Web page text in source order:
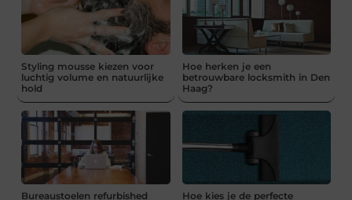
Styling mousse kiezen voor
luchtig volume en natuurlijke
hold
Hoe herken je een
betrouwbare locksmith in Den
Haag?
Bureaustoelen refurbished Hoe kies je de perfecte